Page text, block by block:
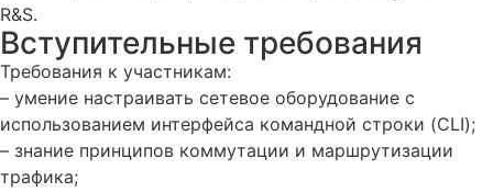
R&S.
Вступительные требования
Требования к участникам:
– умение настраивать сетевое оборудование с
использованием интерфейса командной строки (CLI);
– знание принципов коммутации и маршрутизации
трафика;